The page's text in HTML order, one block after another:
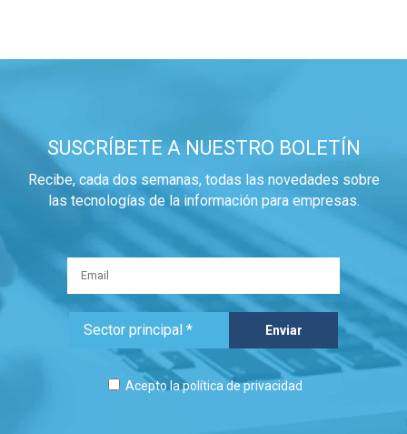
SUSCRÍBETE A NUESTRO BOLETÍN
Recibe, cada dos semanas, todas las novedades sobre
las tecnologías de la información para empresas.
Acepto lapolítica de privacidad